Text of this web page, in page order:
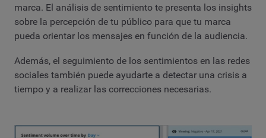
marca. El análisis de sentimiento te presenta los insights
sobre la percepción de tu público para que tu marca
pueda orientar los mensajes en función de la audiencia.
Además, el seguimiento de los sentimientos en las redes
sociales también puede ayudarte a detectar una crisis a
tiempo y a realizar las correcciones necesarias.